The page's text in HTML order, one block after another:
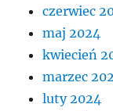
czerwiec
maj 2024
kwiecień
marzec
luty 2024